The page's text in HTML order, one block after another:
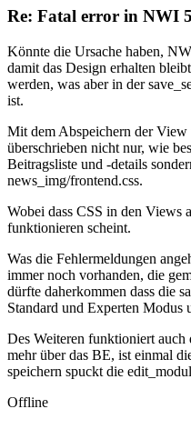
Re: Fatal error in NWI 5
Könnte die Ursache haben,
damit das Design erhalten
werden, was aber in der
ist.
Mit dem Abspeichern der
überschrieben nicht nur, wie
Beitragsliste und -details
news_img/frontend.css.
Wobei dass CSS in den Views
funktionieren scheint.
Was die Fehlermeldungen
immer noch vorhanden, die
dürfte daherkommen dass die
Standard und Experten Modus
Des Weiteren funktioniert auch
mehr über das BE, ist einmal
speichern spuckt die
Offline